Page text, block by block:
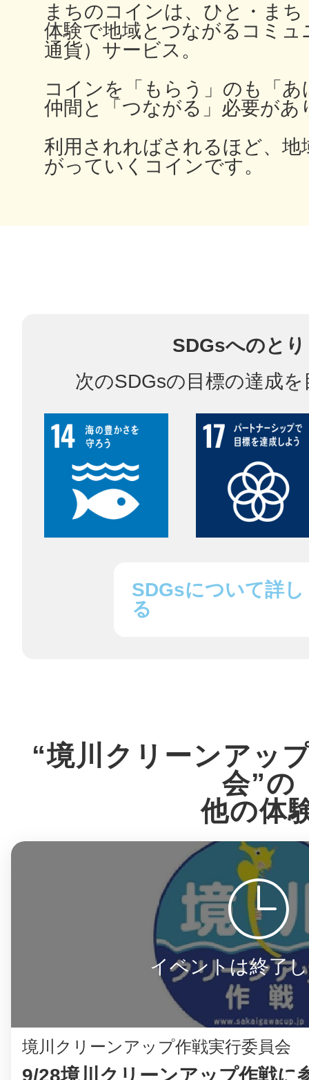
まちのコインは、ひと・ま
体験で地域とつながるコミュ
通貨）サービス。
コインを「もらう」のも「
仲間と「つながる」必要があ
利用されればされるほど、地
がっていくコインです。
SDGsへのと
次のSDGsの目標の達成
SDGsについて詳し
る
“境川クリーンアッ
会”の
他の体
イベントは終了
境川クリーンアップ作戦実行委員会
9/28境川クリーンアップ作戦に
高知市
シモキ
八尾
鎌倉
相模原
八女
日立
滋賀県